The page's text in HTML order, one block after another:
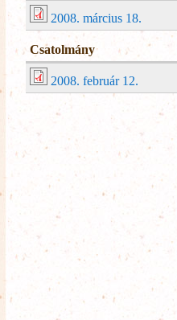
2008. március 18.
Csatolmány
2008. február 12.